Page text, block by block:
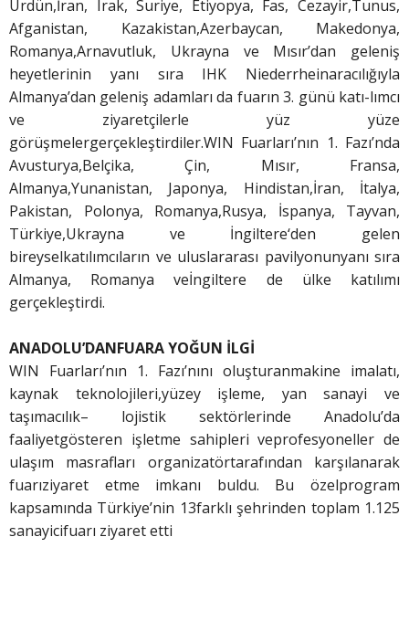
Ürdün,İran, Irak, Suriye, Etiyopya, Fas, Cezayir,Tunus,
Afganistan, Kazakistan,Azerbaycan, Makedonya,
Romanya,Arnavutluk, Ukrayna ve Mısır’dan geleniş
heyetlerinin yanı sıra IHK Niederrheinaracılığıyla
Almanya’dan geleniş adamları da fuarın 3. günü katı-lımcı
ve ziyaretçilerle yüz yüze
görüşmelergerçekleştirdiler.WIN Fuarları’nın 1. Fazı’nda
Avusturya,Belçika, Çin, Mısır, Fransa,
Almanya,Yunanistan, Japonya, Hindistan,İran, İtalya,
Pakistan, Polonya, Romanya,Rusya, İspanya, Tayvan,
Türkiye,Ukrayna ve İngiltere‘den gelen
bireyselkatılımcıların ve uluslararası pavilyonunyanı sıra
Almanya, Romanya veİngiltere de ülke katılımı
gerçekleştirdi.
ANADOLU’DANFUARA YOĞUN İLGİ
WIN Fuarları’nın 1. Fazı’nını oluşturanmakine imalatı,
kaynak teknolojileri,yüzey işleme, yan sanayi ve
taşımacılık– lojistik sektörlerinde Anadolu’da
faaliyetgösteren işletme sahipleri veprofesyoneller de
ulaşım masrafları organizatörtarafından karşılanarak
fuarıziyaret etme imkanı buldu. Bu özelprogram
kapsamında Türkiye’nin 13farklı şehrinden toplam 1.125
sanayicifuarı ziyaret etti